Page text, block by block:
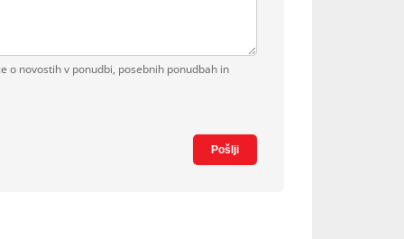
o novostih v ponudbi, posebnih ponudbah in